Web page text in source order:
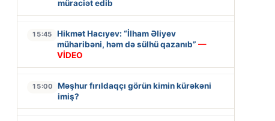
müraciət edib
15:45
Hikmət Hacıyev: “İlham Əliyev
müharibəni, həm də sülhü qazanıb” —
VİDEO
15:00
Məşhur fırıldaqçı görün kimin kürəkəni
imiş?